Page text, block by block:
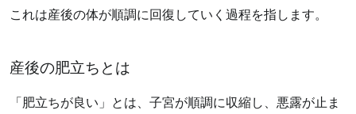
これは産後の体が順調に回復していく過程を指します。
産後の肥立ちとは
「肥立ちが良い」とは、子宮が順調に収縮し、悪露が止ま